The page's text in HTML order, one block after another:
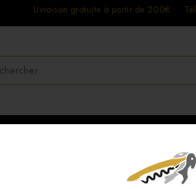
Livraison gratuite à partir de 200€